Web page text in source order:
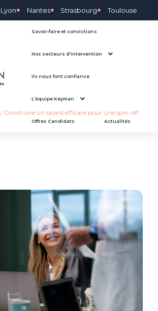
Lyon Nantes Strasbourg Toulouse
Savoir-faire et convictions
Nos secteurs d’intervention
Ils nous font confiance
L’équipe Keyman
Offres Candidats Actualités
/ Construire un board efficace pour une spin-off